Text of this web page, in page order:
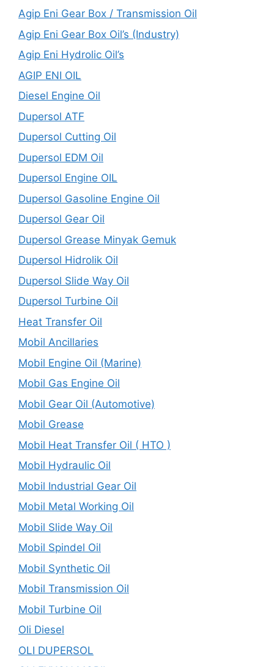
Agip Eni Gear Box / Transmission Oil
Agip Eni Gear Box Oil’s (Industry)
Agip Eni Hydrolic Oil’s
AGIP ENI OIL
Diesel Engine Oil
Dupersol ATF
Dupersol Cutting Oil
Dupersol EDM Oil
Dupersol Engine OIL
Dupersol Gasoline Engine Oil
Dupersol Gear Oil
Dupersol Grease Minyak Gemuk
Dupersol Hidrolik Oil
Dupersol Slide Way Oil
Dupersol Turbine Oil
Heat Transfer Oil
Mobil Ancillaries
Mobil Engine Oil (Marine)
Mobil Gas Engine Oil
Mobil Gear Oil (Automotive)
Mobil Grease
Mobil Heat Transfer Oil ( HTO )
Mobil Hydraulic Oil
Mobil Industrial Gear Oil
Mobil Metal Working Oil
Mobil Slide Way Oil
Mobil Spindel Oil
Mobil Synthetic Oil
Mobil Transmission Oil
Mobil Turbine Oil
Oli Diesel
OLI DUPERSOL